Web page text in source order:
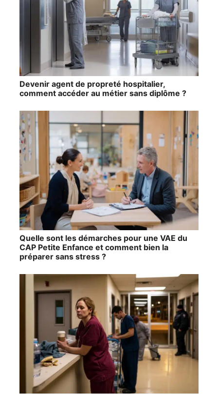
Devenir agent de propreté hospitalier,
comment accéder au métier sans diplôme ?
Quelle sont les démarches pour une VAE du
CAP Petite Enfance et comment bien la
préparer sans stress ?